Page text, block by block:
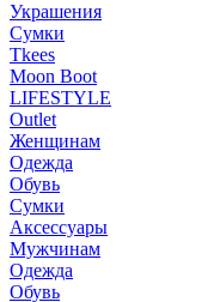
Украшения
Сумки
Tkees
Moon Boot
LIFESTYLE
Outlet
Женщинам
Одежда
Обувь
Сумки
Аксессуары
Мужчинам
Одежда
Обувь